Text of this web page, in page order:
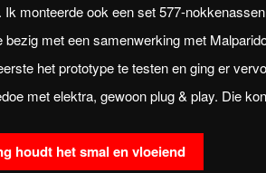
monteerde ook een set 577-
met een samenwerking met
het prototype te testen en ging er
met elektra, gewoon plug & play. Die
houdt het smal en vloeiend